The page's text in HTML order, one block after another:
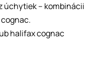
úchytiek – kombinácii
halifax cognac